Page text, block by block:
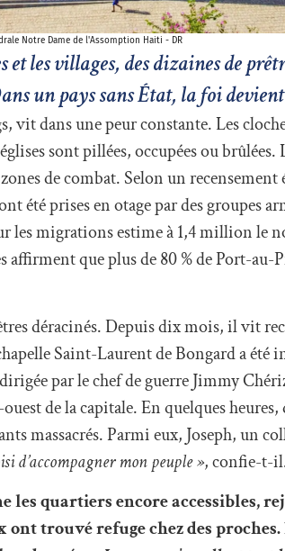
Notre Dame de l'Assomption Haiti - DR
et les villages, des dizaines de
un pays sans État, la foi
vit dans une peur constante. Les
sont pillées, occupées ou
de combat. Selon un
été prises en otage par des groupes
les migrations estime à 1,4 million le
que plus de 80 % de Port-au-
déracinés. Depuis dix mois, il vit
Saint-Laurent de Bongard a été
par le chef de guerre Jimmy
de la capitale. En quelques
massacrés. Parmi eux, Joseph, un
d’accompagner mon peuple », confie-t-
les quartiers encore accessibles,
trouvé refuge chez des